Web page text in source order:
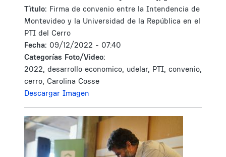
Tìtulo: Firma de convenio entre la Intendencia de
Montevideo y la Universidad de la República en el
PTI del Cerro
Fecha: 09/12/2022 - 07:40
Categorías Foto/Video:
2022, desarrollo economico, udelar, PTI, convenio,
cerro, Carolina Cosse
Descargar Imagen